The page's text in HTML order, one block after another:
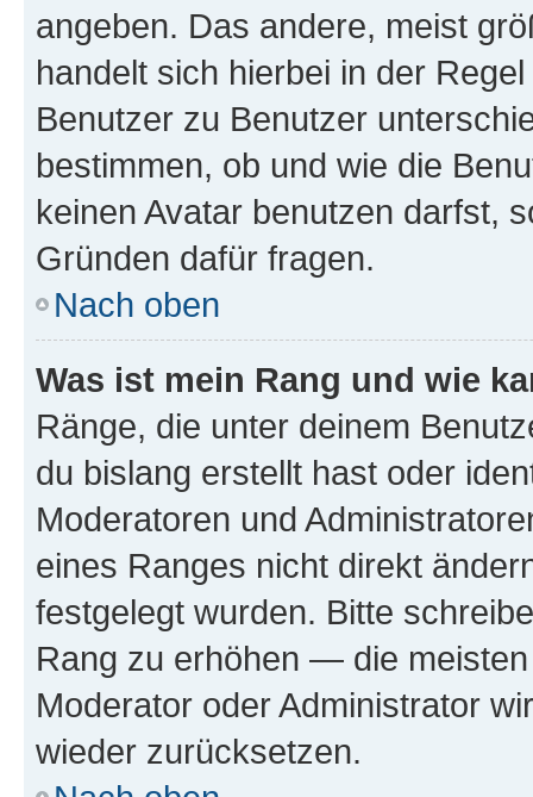
angeben. Das andere, meist
handelt sich hierbei in der
Benutzer zu Benutzer
bestimmen, ob und wie die
keinen Avatar benutzen darfst,
Gründen dafür fragen.
Nach oben
Was ist mein Rang und wie
Ränge, die unter deinem
du bislang erstellt hast oder
Moderatoren und
eines Ranges nicht direkt
festgelegt wurden. Bitte
Rang zu erhöhen — die
Moderator oder Administrator
wieder zurücksetzen.